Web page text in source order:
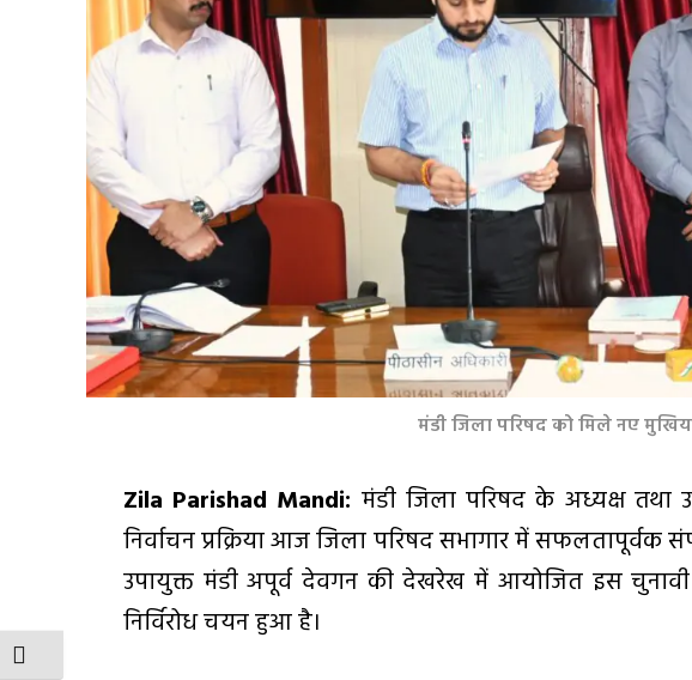
TOGGLE FONT SIZE
मंडी जिला परिषद को मिले नए
Zila Parishad Mandi: मंडी जिला परिषद के अध्यक्ष तथा
निर्वाचन प्रक्रिया आज जिला परिषद सभागार में सफलतापूर्वक
उपायुक्त मंडी अपूर्व देवगन की देखरेख में आयोजित इस चुनावी
निर्विरोध चयन हुआ है।